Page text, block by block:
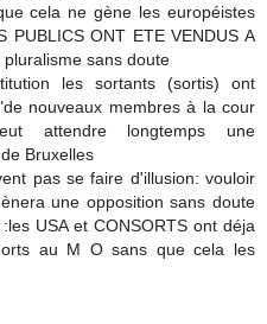
cela ne gène les européistes
PUBLICS ONT ETE VENDUS A
pluralisme sans doute
les sortants (sortis) ont
nouveaux membres à la cour
attendre longtemps une
Bruxelles
pas se faire d'illusion: vouloir
une opposition sans doute
USA et CONSORTS ont déja
au M O sans que cela les